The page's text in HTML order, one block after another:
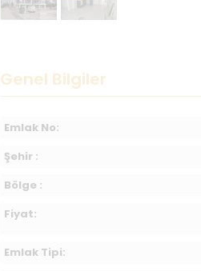
Genel Bilgiler
Emlak No:
Şehir :
Bölge :
Fiyat:
Emlak Tipi: